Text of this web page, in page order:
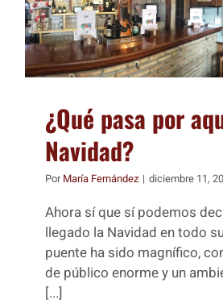
¿Qué pasa por
Navidad?
PorMaría Fernández | diciembre 11,
Ahora sí que sí podemos
llegado la Navidad en todo
puente ha sido magnífico,
de público enorme y un
[...]